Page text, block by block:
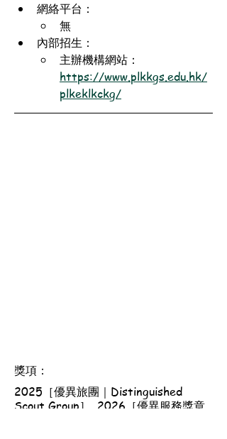
網絡平台：
無
內部招生：
主辦機構網站：
https://www.plkkgs.edu.hk/
plkeklkckg/
獎項：
2025［優異旅團｜Distinguished
Scout Group］, 2026［優異服務獎章